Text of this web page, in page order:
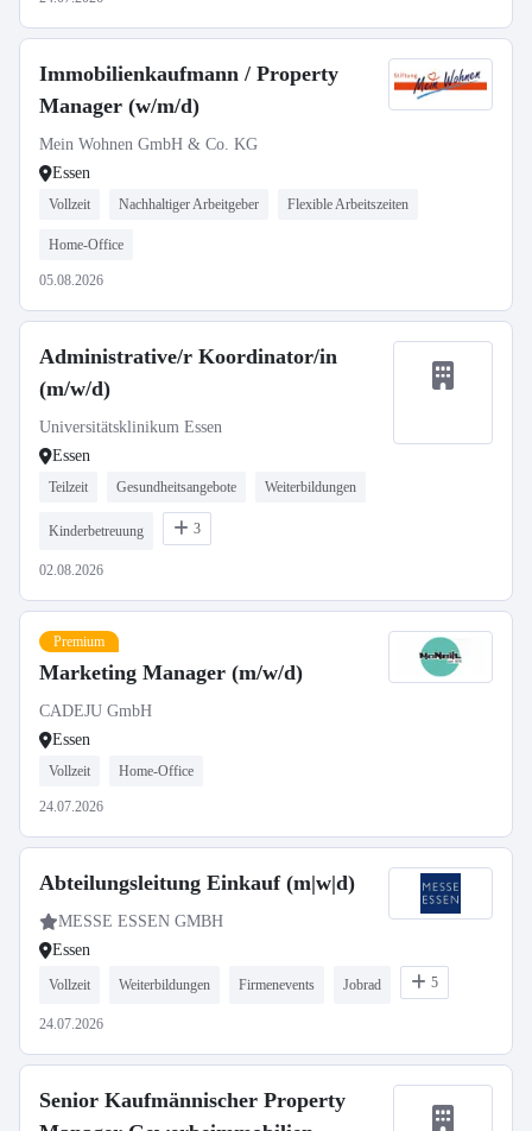
Immobilienkaufmann / Property
Manager (w/m/d)
Mein Wohnen GmbH & Co. KG
Essen
Vollzeit Nachhaltiger Arbeitgeber Flexible Arbeitszeiten
Home-Office
05.08.2026
Administrative/r Koordinator/in
(m/w/d)
Universitätsklinikum Essen
Essen
Teilzeit Gesundheitsangebote Weiterbildungen
Kinderbetreuung 3
02.08.2026
Premium
Marketing Manager (m/w/d)
CADEJU GmbH
Essen
Vollzeit Home-Office
24.07.2026
Abteilungsleitung Einkauf (m|w|d)
MESSE ESSEN GMBH
Essen
Vollzeit Weiterbildungen Firmenevents Jobrad 5
24.07.2026
Senior Kaufmännischer Property